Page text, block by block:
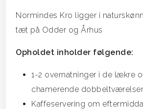
Normindes Kro ligger i
tæt på Odder og Århus
Opholdet inholder følgende:
1-2 overnatninger i de lækre
chamerende dobbeltværelser
Kaffeservering om